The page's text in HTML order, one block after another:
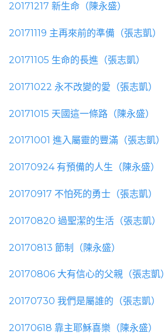
20171217 新生命（陳永盛）
20171119 主再來前的準備（張志凱）
20171105 生命的長進（張志凱）
20171022 永不改變的愛（張志凱）
20171015 天國這一條路（陳永盛）
20171001 進入屬靈的豐滿（張志凱）
20170924 有預備的人生（陳永盛）
20170917 不怕死的勇士（張志凱）
20170820 過聖潔的生活（張志凱）
20170813 節制（陳永盛）
20170806 大有信心的父親（張志凱）
20170730 我們是屬誰的（張志凱）
20170618 靠主耶穌喜樂（陳永盛）